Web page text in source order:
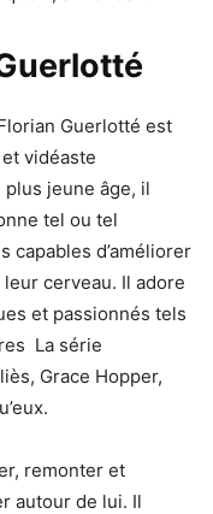
Guerlotté est
vidéaste
jeune âge, il
tel ou tel
capables d’améliorer
leur cerveau. Il adore
et passionnés tels
frères La série
Grace Hopper,
remonter et
autour de lui. Il